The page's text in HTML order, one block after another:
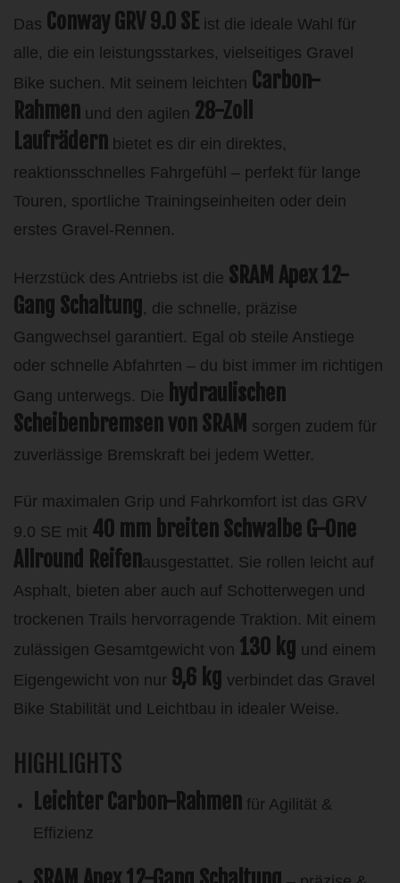
Das Conway GRV 9.0 SE ist die ideale Wahl für
alle, die ein leistungsstarkes, vielseitiges Gravel
Bike suchen. Mit seinem leichten Carbon-
Rahmen und den agilen 28-Zoll
Laufrädern bietet es dir ein direktes,
reaktionsschnelles Fahrgefühl – perfekt für lange
Touren, sportliche Trainingseinheiten oder dein
erstes Gravel-Rennen.
Herzstück des Antriebs ist die SRAM Apex 12-
Gang Schaltung, die schnelle, präzise
Gangwechsel garantiert. Egal ob steile Anstiege
oder schnelle Abfahrten – du bist immer im richtigen
Gang unterwegs. Die hydraulischen
Scheibenbremsen von SRAM sorgen zudem für
zuverlässige Bremskraft bei jedem Wetter.
Für maximalen Grip und Fahrkomfort ist das GRV
9.0 SE mit 40 mm breiten Schwalbe G-One
Allround Reifenausgestattet. Sie rollen leicht auf
Asphalt, bieten aber auch auf Schotterwegen und
trockenen Trails hervorragende Traktion. Mit einem
zulässigen Gesamtgewicht von 130 kg und einem
Eigengewicht von nur 9,6 kg verbindet das Gravel
Bike Stabilität und Leichtbau in idealer Weise.
HIGHLIGHTS
Leichter Carbon-Rahmen für Agilität &
Effizienz